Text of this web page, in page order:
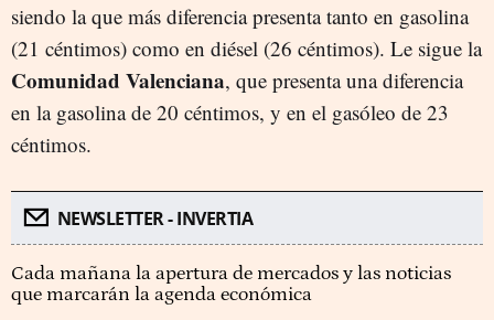
siendo la que más diferencia presenta tanto en gasolina
(21 céntimos) como en diésel (26 céntimos). Le sigue la
Comunidad Valenciana, que presenta una diferencia
en la gasolina de 20 céntimos, y en el gasóleo de 23
céntimos.
NEWSLETTER - INVERTIA
Cada mañana la apertura de mercados y las noticias
que marcarán la agenda económica